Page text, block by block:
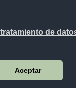
de
Aceptar
y Bernardo Valdivieso
Loja - Ecuador